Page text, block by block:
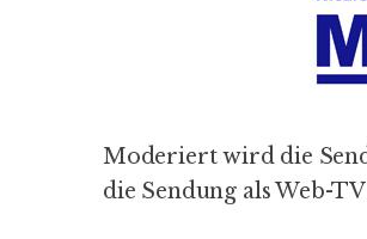
Moderiert wird die
die Sendung als Web-